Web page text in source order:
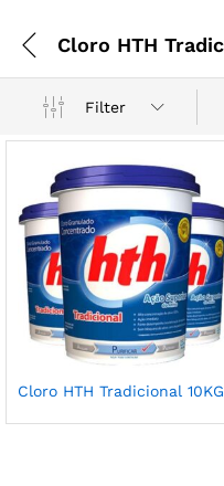
Filter
Cloro HTH Tradicional 10KG